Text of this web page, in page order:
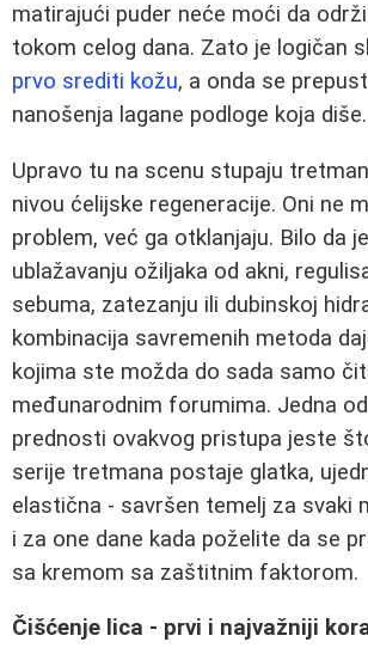
matirajući puder neće moći da
tokom celog dana. Zato je logičan
prvo srediti kožu, a onda se
nanošenja lagane podloge koja diše.
Upravo tu na scenu stupaju
nivou ćelijske regeneracije. Oni ne
problem, već ga otklanjaju. Bilo da
ublažavanju ožiljaka od akni,
sebuma, zatezanju ili dubinskoj
kombinacija savremenih metoda
kojima ste možda do sada samo
međunarodnim forumima. Jedna
prednosti ovakvog pristupa jeste
serije tretmana postaje glatka,
elastična - savršen temelj za svaki
i za one dane kada poželite da se
sa kremom sa zaštitnim faktorom.
Čišćenje lica - prvi i najvažniji